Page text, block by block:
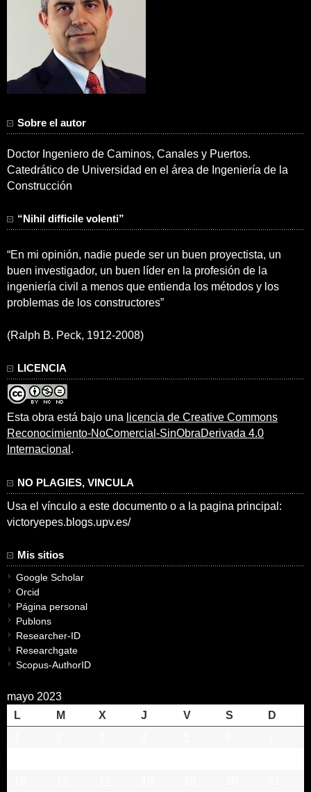
Sobre el autor
Doctor Ingeniero de Caminos, Canales y Puertos.
Catedrático de Universidad en el área de Ingeniería de la
Construcción
“Nihil difficile volenti”
“En mi opinión, nadie puede ser un buen proyectista, un
buen investigador, un buen líder en la profesión de la
ingeniería civil a menos que entienda los métodos y los
problemas de los constructores”
(Ralph B. Peck, 1912-2008)
LICENCIA
Esta obra está bajo una licencia de Creative Commons
Reconocimiento-NoComercial-SinObraDerivada 4.0
Internacional .
NO PLAGIES, VINCULA
Usa el vínculo a este documento o a la pagina principal:
victoryepes.blogs.upv.es/
Mis sitios
Google Scholar
Orcid
Página personal
Publons
Researcher-ID
Researchgate
Scopus-AuthorID
mayo 2023
L
M X J V S
D